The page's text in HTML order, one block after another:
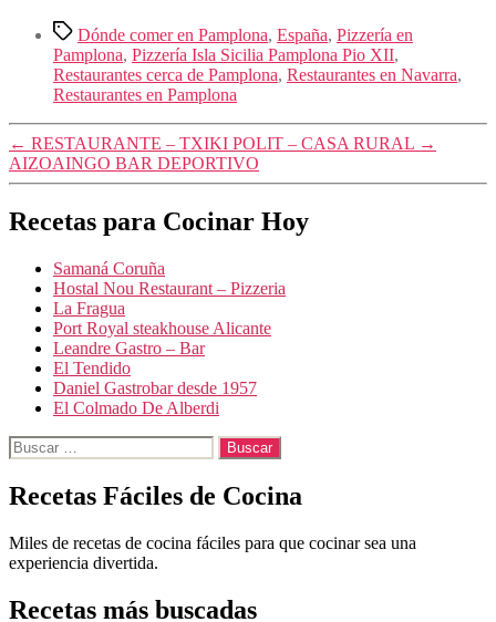
Etiquetas
Dónde comer en Pamplona, España, Pizzería en
Pamplona, Pizzería Isla Sicilia Pamplona Pio XII,
Restaurantes cerca de Pamplona, Restaurantes en Navarra,
Restaurantes en Pamplona
← RESTAURANTE – TXIKI POLIT – CASA RURAL →
AIZOAINGO BAR DEPORTIVO
Recetas para Cocinar Hoy
Samaná Coruña
Hostal Nou Restaurant – Pizzeria
La Fragua
Port Royal steakhouse Alicante
Leandre Gastro – Bar
El Tendido
Daniel Gastrobar desde 1957
El Colmado De Alberdi
Buscar:
Recetas Fáciles de Cocina
Miles de recetas de cocina fáciles para que cocinar sea una
experiencia divertida.
Recetas más buscadas